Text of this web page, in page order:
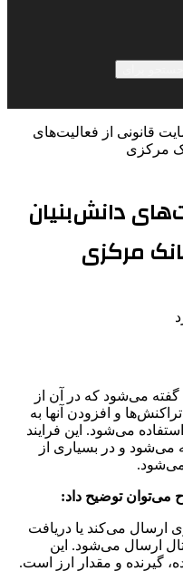
قانونی از فعالیت‌های
مرکزی
دانش‌بنیان
مرکزی
گفته می‌شود که در آن از
و افزودن آنها به
می‌شود. این فرایند
می‌شود و در بسیاری از
می‌شود.
می‌توان توضیح داد:
ارسال می‌کند یا دریافت
ارسال می‌شود. این
گیرنده و مقدار ارز است.